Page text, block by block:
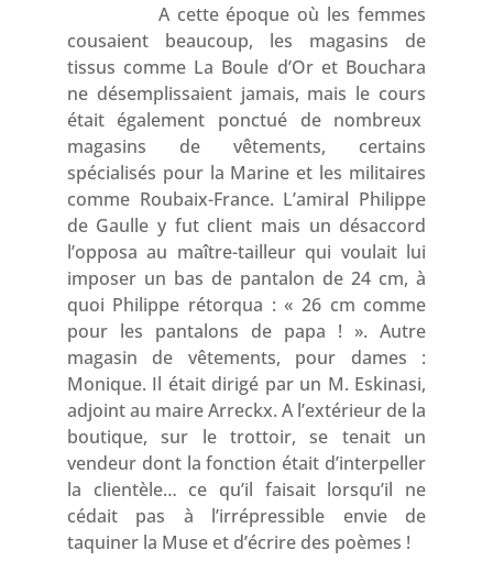
A cette époque où les femmes
cousaient beaucoup, les magasins de
tissus comme La Boule d’Or et Bouchara
ne désemplissaient jamais, mais le cours
était également ponctué de nombreux
magasins de vêtements, certains
spécialisés pour la Marine et les militaires
comme Roubaix-France. L’amiral Philippe
de Gaulle y fut client mais un désaccord
l’opposa au maître-tailleur qui voulait lui
imposer un bas de pantalon de 24 cm, à
quoi Philippe rétorqua : « 26 cm comme
pour les pantalons de papa ! ». Autre
magasin de vêtements, pour dames :
Monique. Il était dirigé par un M. Eskinasi,
adjoint au maire Arreckx. A l’extérieur de la
boutique, sur le trottoir, se tenait un
vendeur dont la fonction était d’interpeller
la clientèle… ce qu’il faisait lorsqu’il ne
cédait pas à l’irrépressible envie de
taquiner la Muse et d’écrire des poèmes !